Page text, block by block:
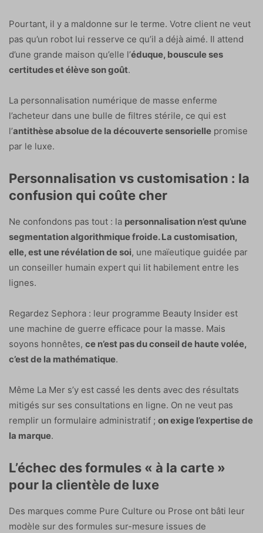
Pourtant, il y a maldonne sur le terme. Votre client ne veut
pas qu’un robot lui resserve ce qu’il a déjà aimé. Il attend
d’une grande maison qu’elle l’éduque, bouscule ses
certitudes et élève son goût.
La personnalisation numérique de masse enferme
l’acheteur dans une bulle de filtres stérile, ce qui est
l’antithèse absolue de la découverte sensorielle promise
par le luxe.
Personnalisation vs customisation : la
confusion qui coûte cher
Ne confondons pas tout : la personnalisation n’est qu’une
segmentation algorithmique froide. La customisation,
elle, est une révélation de soi, une maïeutique guidée par
un conseiller humain expert qui lit habilement entre les
lignes.
Regardez Sephora : leur programme Beauty Insider est
une machine de guerre efficace pour la masse. Mais
soyons honnêtes, ce n’est pas du conseil de haute volée,
c’est de la mathématique.
Même La Mer s’y est cassé les dents avec des résultats
mitigés sur ses consultations en ligne. On ne veut pas
remplir un formulaire administratif ; on exige l’expertisede
la marque.
L’échec des formules « à la carte »
pour la clientèle de luxe
Des marques comme Pure Culture ou Prose ont bâti leur
modèle sur des formules sur-mesure issues de